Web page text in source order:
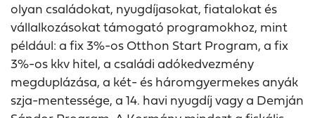
olyan családokat, nyugdíjasokat, fiatalokat és
vállalkozásokat támogató programokhoz, mint
például: a fix 3%-os Otthon Start Program, a fix
3%-os kkv hitel, a családi adókedvezmény
megduplázása, a két- és háromgyermekes anyák
szja-mentessége, a 14. havi nyugdíj vagy a Demján